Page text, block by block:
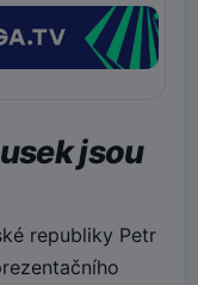
jsou
republiky Petr